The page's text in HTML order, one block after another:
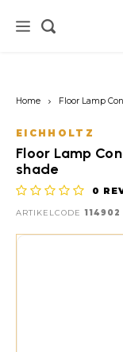
Vloerlampen
Tafellampen
Hanglampen
Kasten
Stoelen
Tafels
Witte tinten
Roze tinten
Zwarte tinten
Home Floor Lamp
EICHHOLTZ
Floor Lamp
shade
0
ARTIKELCODE 114902